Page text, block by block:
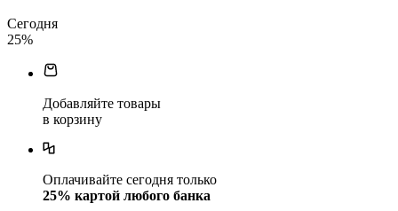
Сегодня
25%
Добавляйте товары
в корзину
Оплачивайте сегодня только
25% картой любого банка